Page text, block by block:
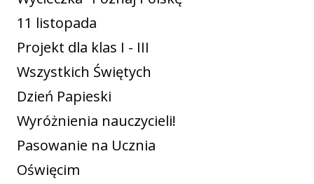
11 listopada
Projekt dla klas I - III
Wszystkich Świętych
Dzień Papieski
Wyróżnienia nauczycieli!
Pasowanie na Ucznia
Oświęcim